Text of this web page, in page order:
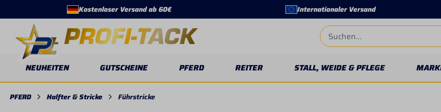
Zur Hauptnavigation springen
Kostenloser Versand ab 60€ Internationaler Versand
NEUHEITEN GUTSCHEINE PFERD REITER STALL, WEIDE & PFLEGE
PFERD Halfter & Stricke Führstricke